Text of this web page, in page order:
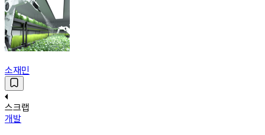
소재민
스크랩
개발